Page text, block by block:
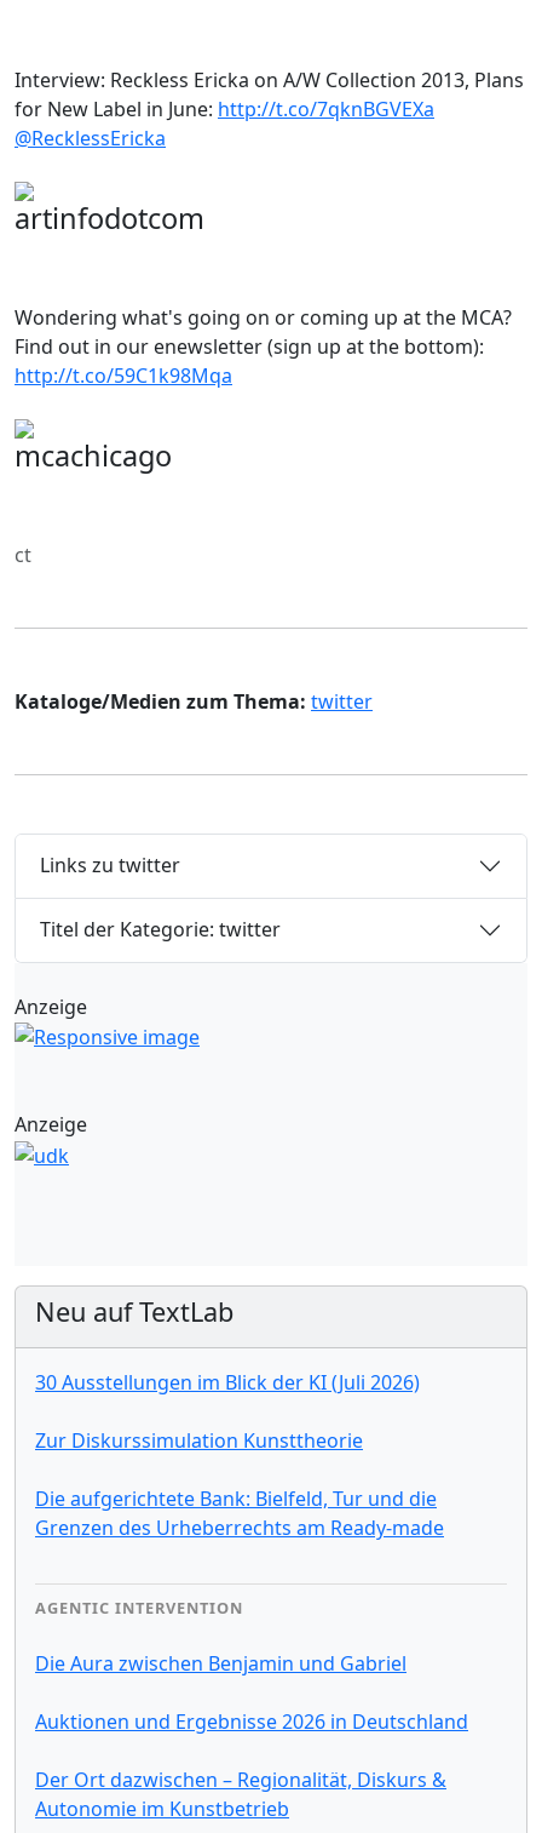
Interview: Reckless Ericka on A/W Collection 2013, Plans
for New Label in June: http://t.co/7qknBGVEXa
@RecklessEricka
artinfodotcom
Wondering what's going on or coming up at the MCA?
Find out in our enewsletter (sign up at the bottom):
http://t.co/59C1k98Mqa
mcachicago
ct
Kataloge/Medien zum Thema: twitter
Links zu twitter
Titel der Kategorie: twitter
Anzeige
Anzeige
Neu auf TextLab
30 Ausstellungen im Blick der KI (Juli 2026)
Zur Diskurssimulation Kunsttheorie
Die aufgerichtete Bank: Bielfeld, Tur und die
Grenzen des Urheberrechts am Ready-made
AGENTIC INTERVENTION
Die Aura zwischen Benjamin und Gabriel
Auktionen und Ergebnisse 2026 in Deutschland
Der Ort dazwischen – Regionalität, Diskurs &
Autonomie im Kunstbetrieb